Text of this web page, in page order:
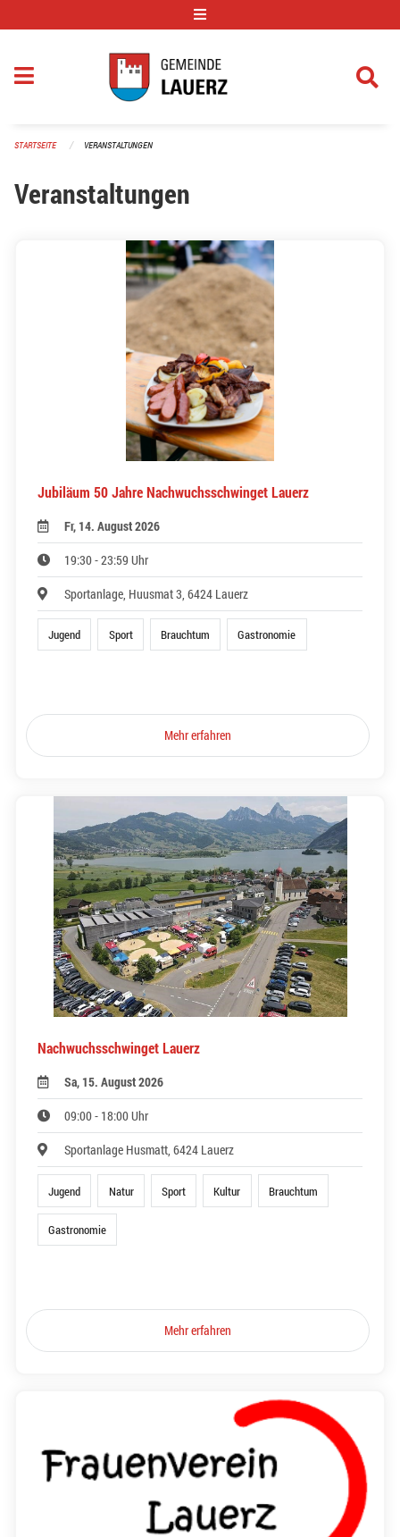
STARTSEITE VERANSTALTUNGEN
Veranstaltungen
Jubiläum 50 Jahre Nachwuchsschwinget Lauerz
Fr, 14. August 2026
19:30 - 23:59 Uhr
Sportanlage, Huusmat 3, 6424 Lauerz
Jugend Sport Brauchtum Gastronomie
Mehr erfahren
Nachwuchsschwinget Lauerz
Sa, 15. August 2026
09:00 - 18:00 Uhr
Sportanlage Husmatt, 6424 Lauerz
Jugend Natur Sport Kultur Brauchtum
Gastronomie
Mehr erfahren